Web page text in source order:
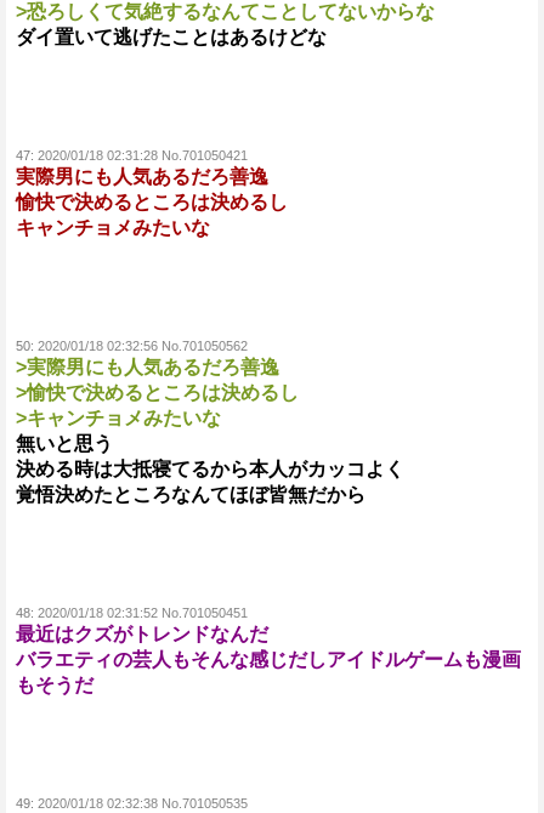
>恐ろしくて気絶するなんてことしてないからな
ダイ置いて逃げたことはあるけどな
47: 2020/01/18 02:31:28 No.701050421
実際男にも人気あるだろ善逸
愉快で決めるところは決めるし
キャンチョメみたいな
50: 2020/01/18 02:32:56 No.701050562
>実際男にも人気あるだろ善逸
>愉快で決めるところは決めるし
>キャンチョメみたいな
無いと思う
決める時は大抵寝てるから本人がカッコよく
覚悟決めたところなんてほぼ皆無だから
48: 2020/01/18 02:31:52 No.701050451
最近はクズがトレンドなんだ
バラエティの芸人もそんな感じだしアイドルゲームも漫画
もそうだ
49: 2020/01/18 02:32:38 No.701050535